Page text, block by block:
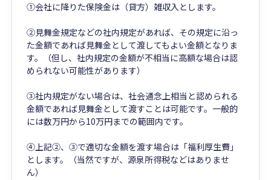
①会社に降りた保険金は（貸方）雑収入とします。
②見舞金規定などの社内規定があれば、その規定に沿っ
た金額であれば見舞金として渡してもよい金額となりま
す。（但し、社内規定の金額が不相当に高額な場合は認
められない可能性があります）
③社内規定がない場合は、社会通念上相当と認められる
金額であれば見舞金として渡すことは可能です。一般的
には数万円から10万円までの範囲内です。
④上記②、③で適切な金額を渡す場合は「福利厚生費」
とします。（当然ですが、源泉所得税などはありませ
ん）